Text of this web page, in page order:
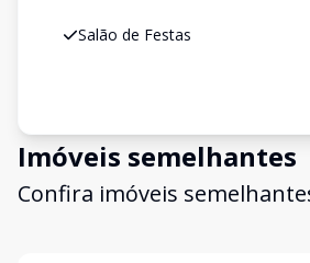
Salão de Festas
Imóveis semelhantes
Confira imóveis